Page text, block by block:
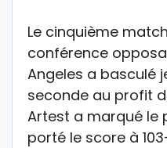
Le cinquième
conférence
Angeles a basculé
seconde au profit
Artest a marqué le
porté le score à 103-